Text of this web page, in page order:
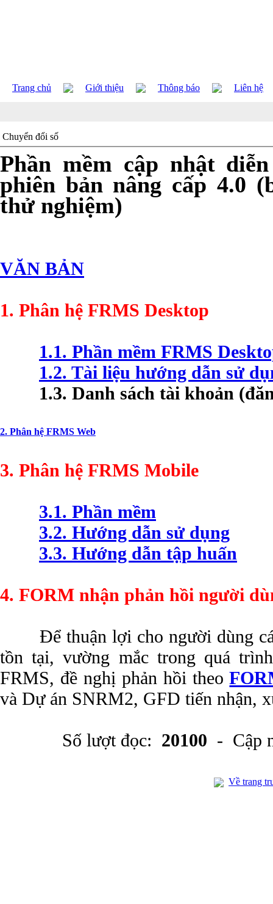
Trang chủ Giới thiệu Thông báo Liên hệ
Chuyển đổi số
Phần mềm cập nhật
phiên bản nâng cấp 4.0
thử nghiệm)
VĂN BẢN
1. Phân hệ FRMS Desktop
1.1. Phần mềm FRMS
1.2. Tài liệu hướng dẫn sử
1.3. Danh sách tài khoản
2. Phân hệ FRMS Web
3. Phân hệ FRMS Mobile
3.1. Phần mềm
3.2. Hướng dẫn sử dụng
3.3. Hướng dẫn tập huấn
4. FORM nhận phản hồi người
Để thuận lợi cho người dùng
tồn tại, vường mắc trong quá
FRMS, đề nghị phản hồi theo
và Dự án SNRM2, GFD tiến nhận,
Số lượt đọc: 20100 - Cập
Về trang